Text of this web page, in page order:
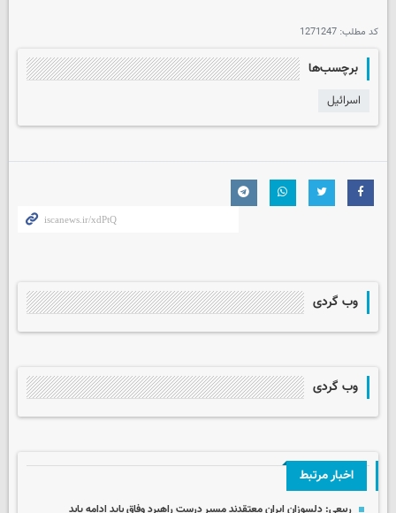
کد مطلب: 1271247
برچسب‌ها
اسرائیل
وب گردی
وب گردی
اخبار مرتبط
ربیعی: دلسوزان ایران معتقدند مسیر درست راهبرد وفاق باید ادامه یابد